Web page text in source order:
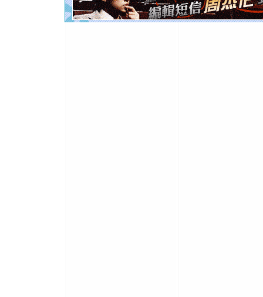
卖了。水
[春节]风
颜！冬去